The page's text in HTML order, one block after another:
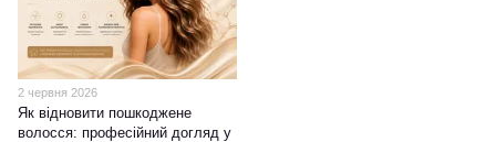
2 червня 2026
Як відновити пошкоджене
волосся: професійний догляд у